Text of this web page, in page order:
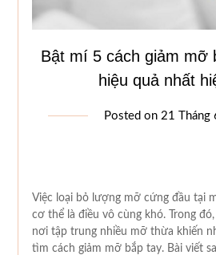
Bật mí 5 cách giảm mỡ
hiệu quả nhất
Posted on 21 Tháng
Việc loại bỏ lượng mỡ cứng đầu tại
cơ thể là điều vô cùng khó. Trong
nơi tập trung nhiều mỡ thừa khiến
tìm cách giảm mỡ bắp tay. Bài viết